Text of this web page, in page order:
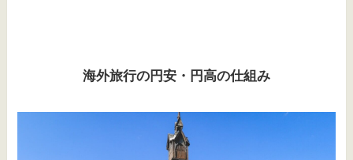
海外旅行の円安・円高の仕組み